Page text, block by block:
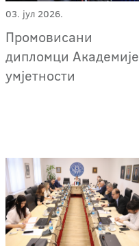
03. јул 2026.
Промовисани
дипломци Академије
умјетности